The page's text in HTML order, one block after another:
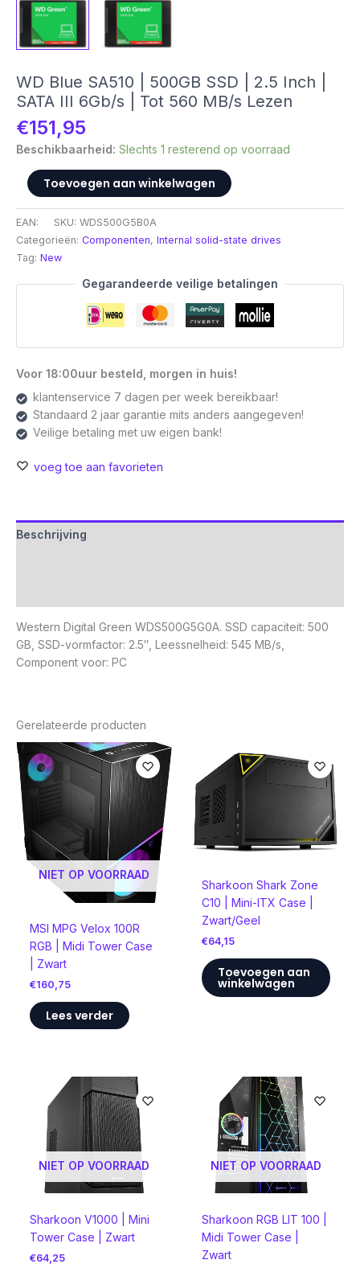
WD Blue SA510 | 500GB SSD | 2.5 Inch |
SATA III 6Gb/s | Tot 560 MB/s Lezen
€151,95
Beschikbaarheid: Slechts 1 resterend op voorraad
WD
Blue
SA510
|
500GB
SSD
|
III
6Gb/s
|
Tot
560
MB/s
Toevoegen aan winkelwagen
EAN: SKU: WDS500G5B0A
Categorieën: Componenten, Internal solid-state drives
Tag: New
Gegarandeerde veilige betalingen
Voor 18:00uur besteld, morgen in huis!
klantenservice 7 dagen per week bereikbaar!
Standaard 2 jaar garantie mits anders aangegeven!
Veilige betaling met uw eigen bank!
voeg toe aan favorieten
Beschrijving
Western Digital Green WDS500G5G0A. SSD capaciteit: 500
GB, SSD-vormfactor: 2.5″, Leessnelheid: 545 MB/s,
Component voor: PC
Gerelateerde producten
NIET OP VOORRAAD
MSI MPG Velox 100R
RGB | Midi Tower Case
| Zwart
€160,75
Lees verder
Sharkoon Shark Zone
C10 | Mini-ITX Case |
Zwart/Geel
€64,15
Toevoegen aan
winkelwagen
NIET OP VOORRAAD
Sharkoon V1000 | Mini
Tower Case | Zwart
€64,25
NIET OP VOORRAAD
Sharkoon RGB LIT 100 |
Midi Tower Case |
Zwart